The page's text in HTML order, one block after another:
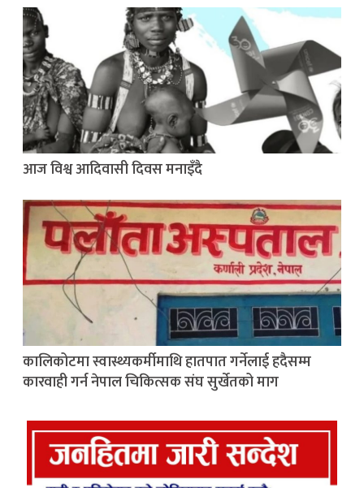
आज विश्व आदिवासी दिवस मनाइँदै
कालिकोटमा स्वास्थ्यकर्मीमाथि हातपात गर्नेलाई हदैसम्म
कारवाही गर्न नेपाल चिकित्सक संघ सुर्खेतको माग